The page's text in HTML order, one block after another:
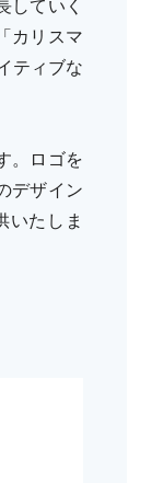
していく
カリスマ
ティブな
。ロゴを
デザイン
いたしま